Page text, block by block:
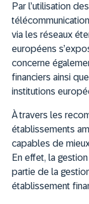
Par l’utilisation
via les réseaux
européens
concerne
financiers ainsi
institutions
À travers les
établissements
capables de
En effet, la
partie de la
établissement